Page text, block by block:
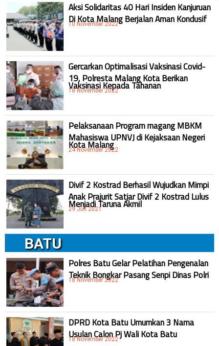
Aksi Solidaritas 40 Hari Insiden Kanjuruan
Di Kota Malang Berjalan Aman Kondusif
10 November 2022
Gercarkan Optimalisasi Vaksinasi Covid-
19, Polresta Malang Kota Berikan
Vaksinasi Kepada Tahanan
18 November 2022
Pelaksanaan Program magang MBKM
Mahasiswa UPNVJ di Kejaksaan Negeri
Kota Malang
24 November 2022
Divif 2 Kostrad Berhasil Wujudkan Mimpi
Anak Prajurit Satjar Divif 2 Kostrad Lulus
Menjadi Taruna Akmil
29 Juli 2021
BATU
Polres Batu Gelar Pelatihan Pengenalan
Teknik Bongkar Pasang Senpi Dinas Polri
18 November 2022
DPRD Kota Batu Umumkan 3 Nama
Usulan Calon Pj Wali Kota Batu
18 November 2022